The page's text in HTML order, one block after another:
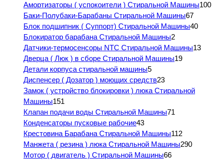
Амортизаторы ( успокоители ) Стиральной Машины100
Баки-Полубаки-Барабаны Стиральной Машины67
Блок подшипник ( Суппорт) Стиральной Машины40
Блокиратор барабана Стиральной Машины2
Датчики-термосенсоры NTC Стиральной Машины13
Дверца ( Люк ) в сборе Стиральной Машины19
Детали корпуса стиральной машины5
Диспенсер ( Дозатор ) моющих средств23
Замок ( устройство блокировки ) люка Стиральной
Машины151
Клапан подачи воды Стиральной Машины71
Конденсаторы пусковые рабочие43
Крестовина Барабана Стиральной Машины112
Манжета ( резина ) люка Стиральной Машины290
Мотор ( двигатель ) Стиральной Машины66